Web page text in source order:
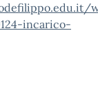
incarico-